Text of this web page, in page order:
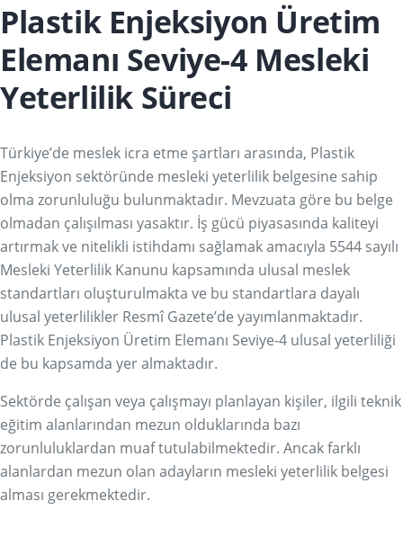
Plastik Enjeksiyon Üretim
Elemanı Seviye-4 Mesleki
Yeterlilik Süreci
Türkiye’de meslek icra etme şartları arasında, Plastik
Enjeksiyon sektöründe mesleki yeterlilik belgesine sahip
olma zorunluluğu bulunmaktadır. Mevzuata göre bu belge
olmadan çalışılması yasaktır. İş gücü piyasasında kaliteyi
artırmak ve nitelikli istihdamı sağlamak amacıyla 5544 sayılı
Mesleki Yeterlilik Kanunu kapsamında ulusal meslek
standartları oluşturulmakta ve bu standartlara dayalı
ulusal yeterlilikler Resmî Gazete’de yayımlanmaktadır.
Plastik Enjeksiyon Üretim Elemanı Seviye-4 ulusal yeterliliği
de bu kapsamda yer almaktadır.
Sektörde çalışan veya çalışmayı planlayan kişiler, ilgili teknik
eğitim alanlarından mezun olduklarında bazı
zorunluluklardan muaf tutulabilmektedir. Ancak farklı
alanlardan mezun olan adayların mesleki yeterlilik belgesi
alması gerekmektedir.